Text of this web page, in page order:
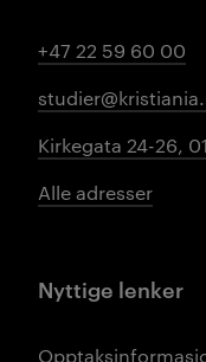
+47 22 59 60 00
Kirkegata 24-26,
Alle adresser
Nyttige lenker